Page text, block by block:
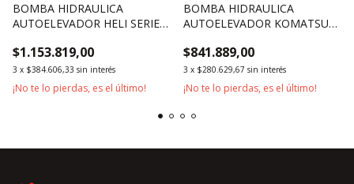
BOMBA HIDRAULICA
AUTOELEVADOR HELI SERIE
$1.153.819,00
3 x $384.606,33 sin interés
¡No te lo pierdas, es el último!
BOMBA HIDRAULICA
AUTOELEVADOR KOMATSU
MOTOR 4D94E 4D98E
$841.889,00
3 x $280.629,67 sin interés
¡No te lo pierdas, es el último!